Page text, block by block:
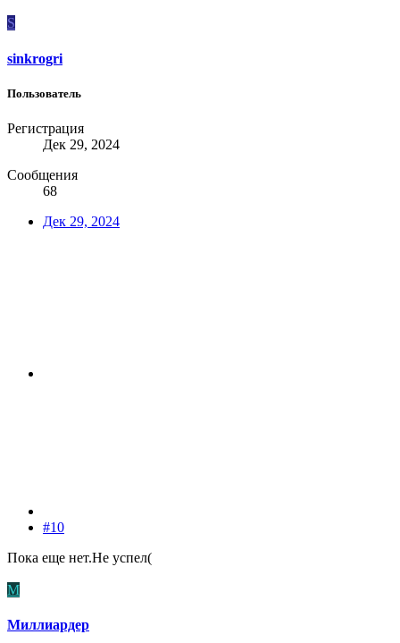
S
sinkrogri
Пользователь
Регистрация
Дек 29, 2024
Сообщения
68
Дек 29, 2024
#10
Пока еще нет.Не успел(
М
Миллиардер